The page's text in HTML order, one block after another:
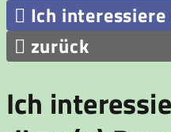
 Ich
 zurück
Ich